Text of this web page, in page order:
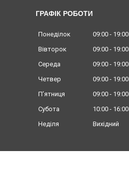
ГРАФІК РОБОТИ
Понеділок 09:00
19:00
Вівторок
09:00
19:00
Середа
09:00
19:00
Четвер
09:00
19:00
Пʼятниця
09:00
19:00
Субота
10:00
16:00
Неділя
Вихідний